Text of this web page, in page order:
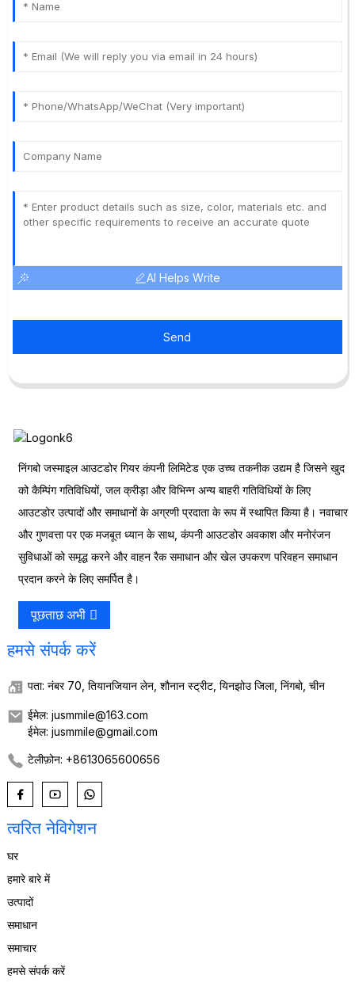
AI Helps Write
Send
निंगबो जस्माइल आउटडोर गियर कंपनी लिमिटेड एक उच्च तकनीक उद्यम है जिसने खुद
को कैम्पिंग गतिविधियों, जल क्रीड़ा और विभिन्न अन्य बाहरी गतिविधियों के लिए
आउटडोर उत्पादों और समाधानों के अग्रणी प्रदाता के रूप में स्थापित किया है। नवाचार
और गुणवत्ता पर एक मजबूत ध्यान के साथ, कंपनी आउटडोर अवकाश और मनोरंजन
सुविधाओं को समृद्ध करने और वाहन रैक समाधान और खेल उपकरण परिवहन समाधान
प्रदान करने के लिए समर्पित है।
पूछताछ अभी
हमसे संपर्क करें
पता: नंबर 70, तियानजियान लेन, शौनान स्ट्रीट, यिनझोउ जिला, निंगबो, चीन
ईमेल: jusmmile@163.com
ईमेल: jusmmile@gmail.com
टेलीफ़ोन: +8613065600656
त्वरित नेविगेशन
घर
हमारे बारे में
उत्पादों
समाधान
समाचार
हमसे संपर्क करें